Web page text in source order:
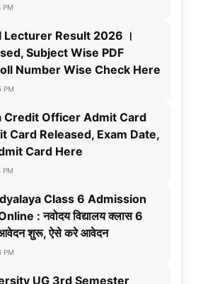
PM
Lecturer Result 2026 ।
Subject Wise PDF
Number Wise Check Here
PM
Credit Officer Admit Card
Card Released, Exam Date,
Card Here
PM
Class 6 Admission
: नवोदय विद्यालय क्लास 6
शुरू, ऐसे करे आवेदन
PM
UG 3rd Semester